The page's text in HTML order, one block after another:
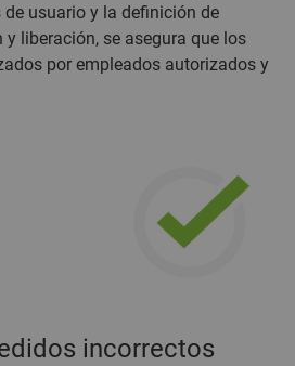
usuario y la definición de
liberación, se asegura que los
por empleados autorizados y
incorrectos